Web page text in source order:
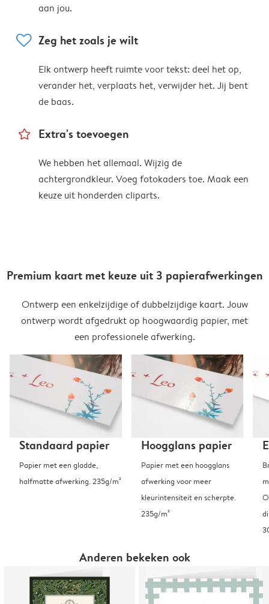
aan jou.
heart Zeg het zoals je wilt
Elk ontwerp heeft ruimte voor tekst: deel het op,
verander het, verplaats het, verwijder het. Jij bent
de baas.
star_outline Extra's toevoegen
We hebben het allemaal. Wijzig de
achtergrondkleur. Voeg fotokaders toe. Maak een
keuze uit honderden cliparts.
Premium kaart met keuze uit 3 papierafwerkingen
Ontwerp een enkelzijdige of dubbelzijdige kaart. Jouw
ontwerp wordt afgedrukt op hoogwaardig papier, met
een professionele afwerking.
Standaard papier
Papier met een gladde,
halfmatte afwerking. 235g/m²
Hoogglans papier
Papier met een hoogglans
afwerking voor meer
kleurintensiteit en scherpte.
235g/m²
Anderen bekeken ook